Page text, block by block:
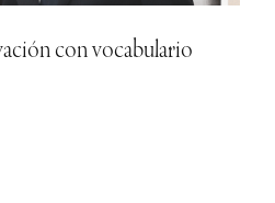
con vocabulario